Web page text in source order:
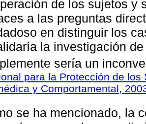
de los sujetos y
a las preguntas
en distinguir los
la investigación
sería un
para la Protección de
y Comportamental,
se ha mencionado, la